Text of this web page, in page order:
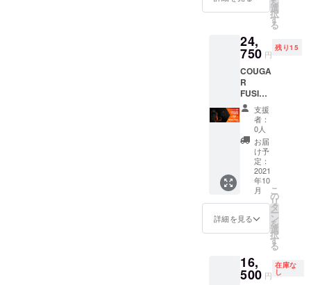
を
選
択
す
る
24,
750 円
残り15
COUGA
R
FUSION
CAMPF
IRE限
3000-
OFF!!
Cougar
Fusion
Black
支援
者：
0人
お届
け予
定：
2021
年10
月
詳細を見る
こ
の
リ
タ
ー
ン
を
選
択
す
る
16,
500 円
在庫な
し